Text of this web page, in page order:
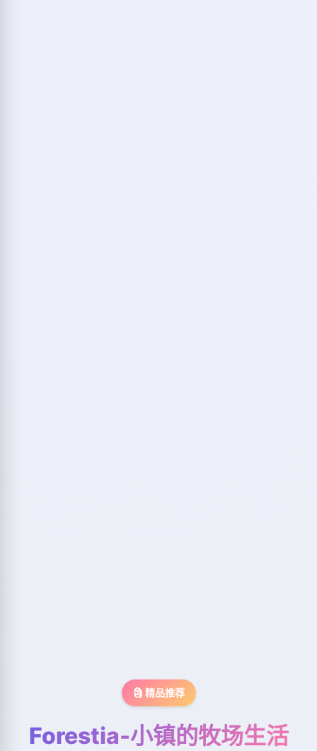
🗿 精品推荐
Forestia-小镇的牧场生活